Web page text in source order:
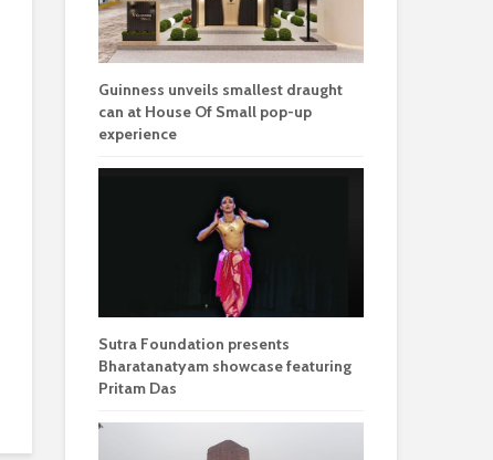
Guinness unveils smallest draught
can at House Of Small pop-up
experience
Sutra Foundation presents
Bharatanatyam showcase featuring
Pritam Das